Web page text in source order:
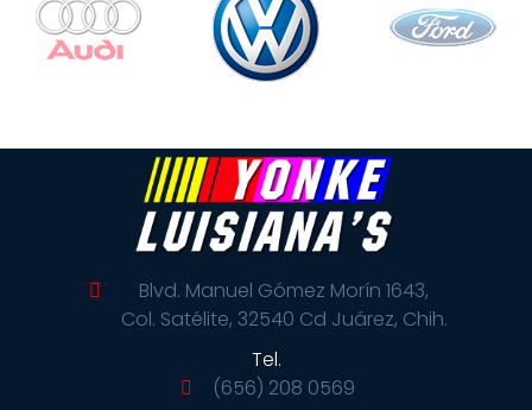
Blvd. Manuel Gómez Morín 1643,
Col. Satélite, 32540 Cd Juárez, Chih.
Tel.
(656) 208 0569